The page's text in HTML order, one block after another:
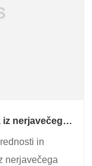
iz nerjavečega
in
nerjavečega